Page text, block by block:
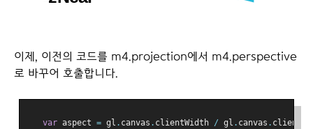
이제, 이전의 코드를 m4.projection에서 m4.perspective
로 바꾸어 호출합니다.
var aspect = gl . canvas . clientWidth / gl . canvas .